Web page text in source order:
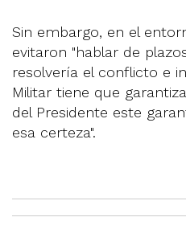
Sin embargo, en el
evitaron "hablar de
resolvería el conflicto e
Militar tiene que
del Presidente este
esa certeza".